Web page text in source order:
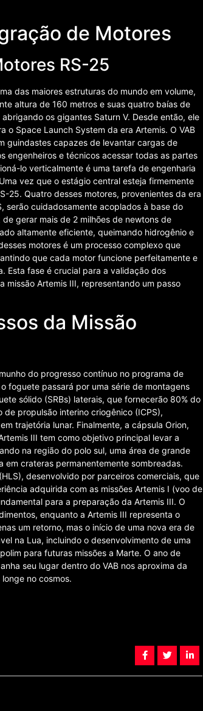
de Motores
RS-25
das maiores estruturas do mundo em volume,
altura de 160 metros e suas quatro baías de
os gigantes Saturn V. Desde então, ele
Space Launch System da era Artemis. O VAB
guindastes capazes de levantar cargas de
engenheiros e técnicos acessar todas as partes
lo verticalmente é uma tarefa de engenharia
vez que o estágio central esteja firmemente
25. Quatro desses motores, provenientes da era
serão cuidadosamente acoplados à base do
gerar mais de 2 milhões de newtons de
altamente eficiente, queimando hidrogênio e
motores é um processo complexo que
que cada motor funcione perfeitamente e
Esta fase é crucial para a validação dos
missão Artemis III, representando um passo
da Missão
do progresso contínuo no programa de
foguete passará por uma série de montagens
sólido (SRBs) laterais, que fornecerão 80% do
propulsão interino criogênico (ICPS),
trajetória lunar. Finalmente, a cápsula Orion,
III tem como objetivo principal levar a
na região do polo sul, uma área de grande
crateras permanentemente sombreadas.
desenvolvido por parceiros comerciais, que
adquirida com as missões Artemis I (voo de
para a preparação da Artemis III. O
enquanto a Artemis III representa o
um retorno, mas o início de uma nova era de
na Lua, incluindo o desenvolvimento de uma
para futuras missões a Marte. O ano de
seu lugar dentro do VAB nos aproxima da
no cosmos.